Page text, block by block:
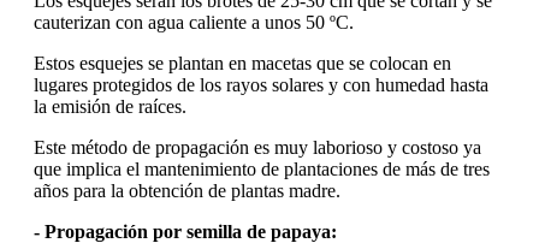
cauterizan con agua caliente a unos 50 ºC.
Estos esquejes se plantan en macetas que se colocan en
lugares protegidos de los rayos solares y con humedad hasta
la emisión de raíces.
Este método de propagación es muy laborioso y costoso ya
que implica el mantenimiento de plantaciones de más de tres
años para la obtención de plantas madre.
- Propagación por semilla de papaya: